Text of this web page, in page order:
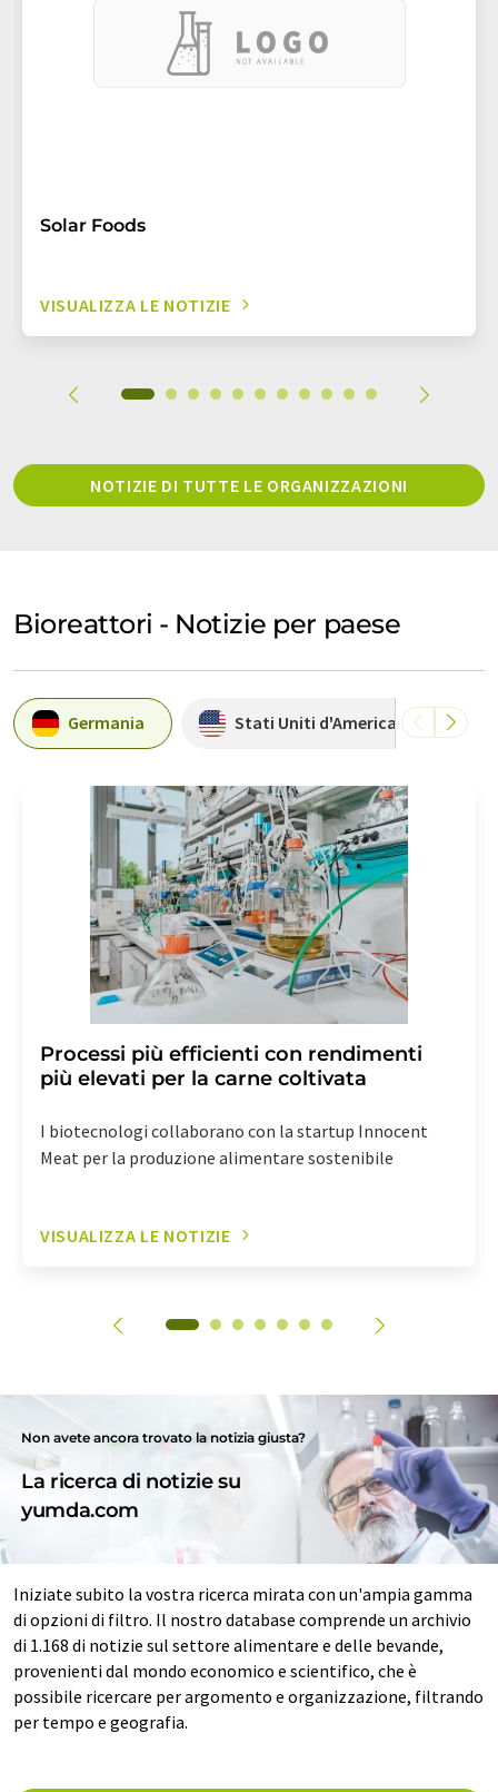
Solar Foods
VISUALIZZA LE NOTIZIE
NOTIZIE DI TUTTE LE ORGANIZZAZIONI
Bioreattori - Notizie per paese
Germania Stati Uniti d'America
Processi più efficienti con rendimenti
più elevati per la carne coltivata
I biotecnologi collaborano con la startup Innocent
Meat per la produzione alimentare sostenibile
VISUALIZZA LE NOTIZIE
Non avete ancora trovato la notizia giusta?
La ricerca di notizie su
yumda.com
Iniziate subito la vostra ricerca mirata con un'ampia gamma
di opzioni di filtro. Il nostro database comprende un archivio
di 1.168 di notizie sul settore alimentare e delle bevande,
provenienti dal mondo economico e scientifico, che è
possibile ricercare per argomento e organizzazione, filtrando
per tempo e geografia.